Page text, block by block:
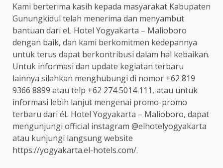
Kami berterima kasih kepada masyarakat Kabupaten
Gunungkidul telah menerima dan menyambut
bantuan dari eL Hotel Yogyakarta – Malioboro
dengan baik, dan kami berkomitmen kedepannya
untuk terus dapat berkontribusi dalam hal kebaikan.
Untuk informasi dan update kegiatan terbaru
lainnya silahkan menghubungi di nomor +62 819
9366 8899 atau telp +62 274 5014 111, atau untuk
informasi lebih lanjut mengenai promo-promo
terbaru dari éL Hotel Yogyakarta – Malioboro, dapat
mengunjungi official instagram @elhotelyogyakarta
atau kunjungi langsung website
https://yogyakarta.el-hotels.com/.